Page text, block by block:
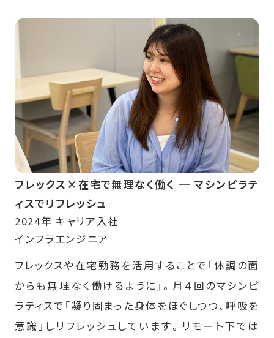
フレックス×在宅で無理なく働く ─ マシンピラテ
ィスでリフレッシュ
2024年 キャリア入社
インフラエンジニア
フレックスや在宅勤務を活用することで「体調の面
からも無理なく働けるように」。月４回のマシンピ
ラティスで「凝り固まった身体をほぐしつつ、呼吸を
意識」しリフレッシュしています。リモート下では